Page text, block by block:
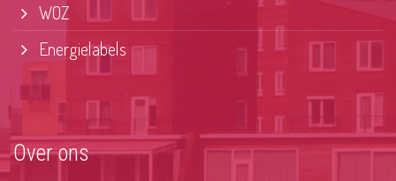
WOZ
Energielabels
Over ons